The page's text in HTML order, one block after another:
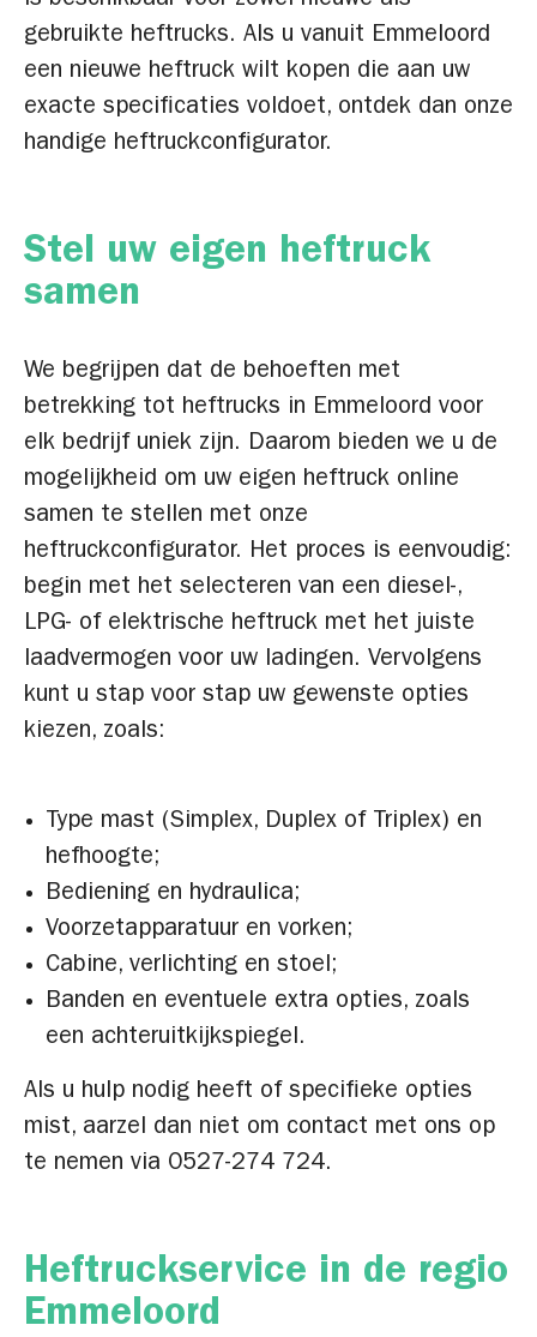
gebruikte heftrucks. Als u vanuit Emmeloord
een nieuwe heftruck wilt kopen die aan uw
exacte specificaties voldoet, ontdek dan onze
handige heftruckconfigurator.
Stel uw eigen heftruck
samen
We begrijpen dat de behoeften met
betrekking tot heftrucks in Emmeloord voor
elk bedrijf uniek zijn. Daarom bieden we u de
mogelijkheid om uw eigen heftruck online
samen te stellen met onze
heftruckconfigurator. Het proces is eenvoudig:
begin met het selecteren van een diesel-,
LPG- of elektrische heftruck met het juiste
laadvermogen voor uw ladingen. Vervolgens
kunt u stap voor stap uw gewenste opties
kiezen, zoals:
Type mast (Simplex, Duplex of Triplex) en
hefhoogte;
Bediening en hydraulica;
Voorzetapparatuur en vorken;
Cabine, verlichting en stoel;
Banden en eventuele extra opties, zoals
een achteruitkijkspiegel.
Als u hulp nodig heeft of specifieke opties
mist, aarzel dan niet om contact met ons op
te nemen via 0527-274 724.
Heftruckservice in de regio
Emmeloord